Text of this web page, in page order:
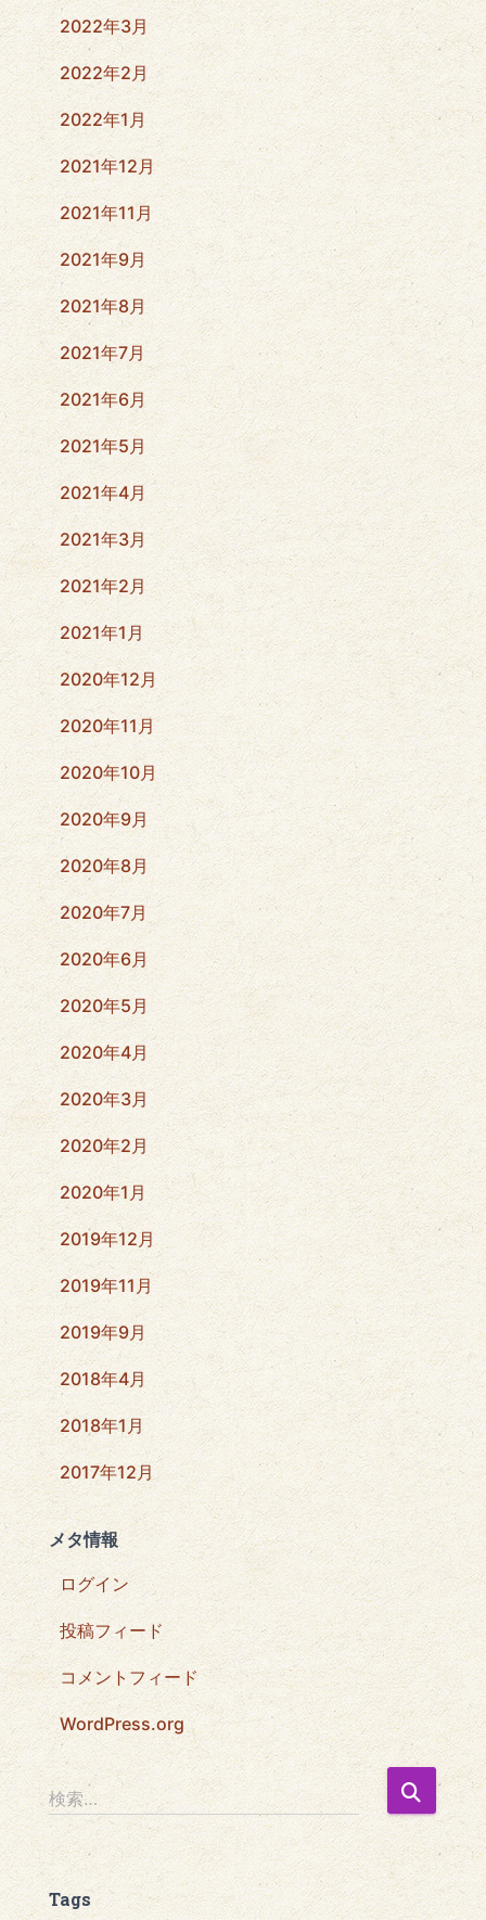
2022年3月
2022年2月
2022年1月
2021年12月
2021年11月
2021年9月
2021年8月
2021年7月
2021年6月
2021年5月
2021年4月
2021年3月
2021年2月
2021年1月
2020年12月
2020年11月
2020年10月
2020年9月
2020年8月
2020年7月
2020年6月
2020年5月
2020年4月
2020年3月
2020年2月
2020年1月
2019年12月
2019年11月
2019年9月
2018年4月
2018年1月
2017年12月
メタ情報
ログイン
投稿フィード
コメントフィード
WordPress.org
検
索
検索…
Tags